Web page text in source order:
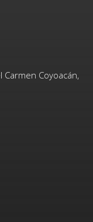
Coyoacán,